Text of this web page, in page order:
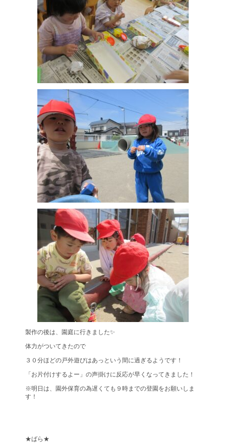
製作の後は、園庭に行きました✨
体力がついてきたので
３０分ほどの戸外遊びはあっという間に過ぎるようです！
「お片付けするよー」の声掛けに反応が早くなってきました！
※明日は、園外保育の為遅くても９時までの登園をお願いしま
す！
★ばら★